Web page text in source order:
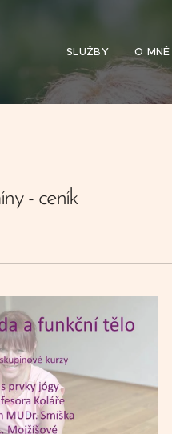
SLUŽBY O MNĚ
- ceník